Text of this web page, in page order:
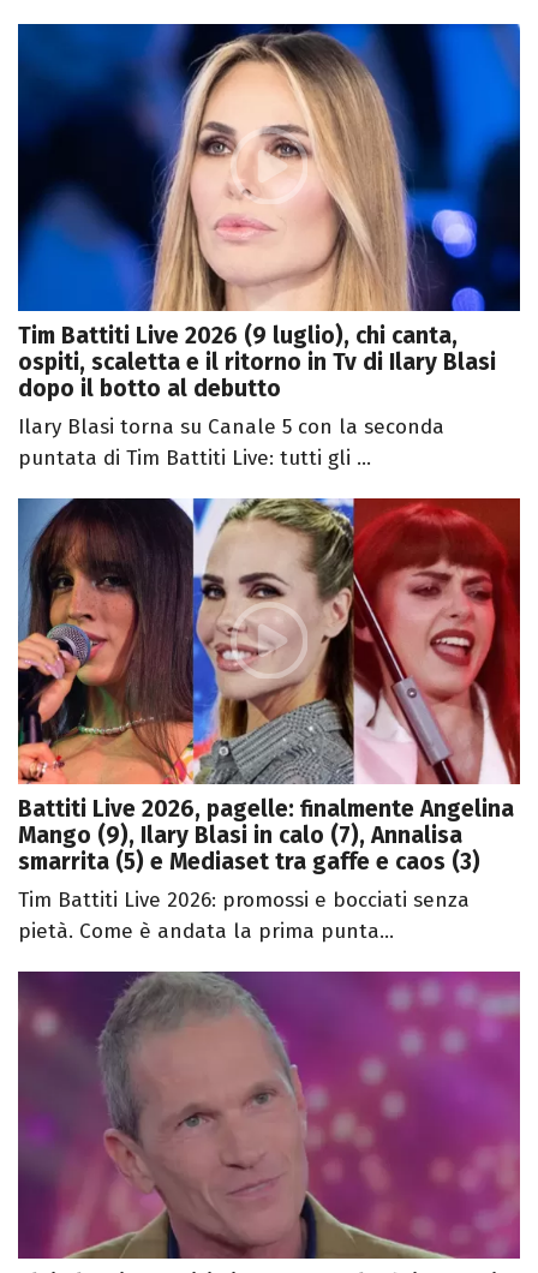
Tim Battiti Live 2026 (9 luglio), chi canta,
ospiti, scaletta e il ritorno in Tv di Ilary Blasi
dopo il botto al debutto
Ilary Blasi torna su Canale 5 con la seconda
puntata di Tim Battiti Live: tutti gli ...
Battiti Live 2026, pagelle: finalmente Angelina
Mango (9), Ilary Blasi in calo (7), Annalisa
smarrita (5) e Mediaset tra gaffe e caos (3)
Tim Battiti Live 2026: promossi e bocciati senza
pietà. Come è andata la prima punta...